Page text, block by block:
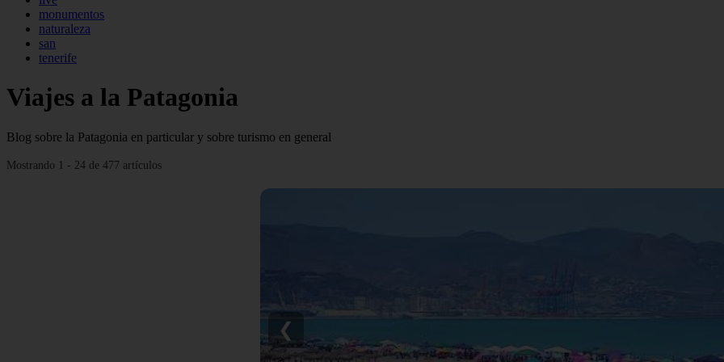
monumentos
naturaleza
san
tenerife
Viajes a la Patagonia
Blog sobre la Patagonia en particular y sobre turismo en general
Mostrando 1 - 24 de 477 artículos
❮